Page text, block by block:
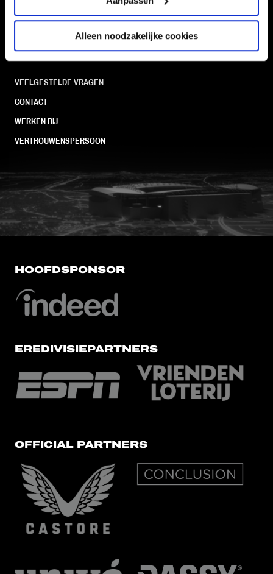
Alleen noodzakelijke cookies
Informatie
VEELGESTELDE VRAGEN
CONTACT
WERKEN BIJ
VERTROUWENSPERSOON
FC Utrecht<br>vanuit<br>het
HOOFDSPONSOR
EREDIVISIEPARTNERS
OFFICIAL PARTNERS